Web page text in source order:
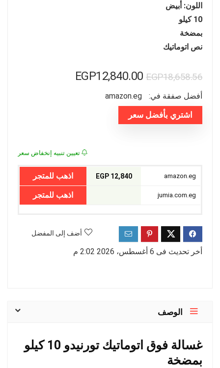
اللون: أبيض
10 كيلو
بمضخة
نص اتوماتيك
EGP18,658.56
السعر
هو:
EGP18,658.56.
EGP12,840.00
أفضل صفقة في: amazon.eg
اشتري بأفضل سعر
تعيين تنبيه إنخفاض سعر
12,840 EGP اذهب للمتجر
اذهب للمتجر
أضف إلى المفضل
أخر تحديث فى 6 أغسطس، 2026 2:02 م
الوصف
غسالة فوق اتوماتيك تورنيدو 10 كيلو
بمضخة